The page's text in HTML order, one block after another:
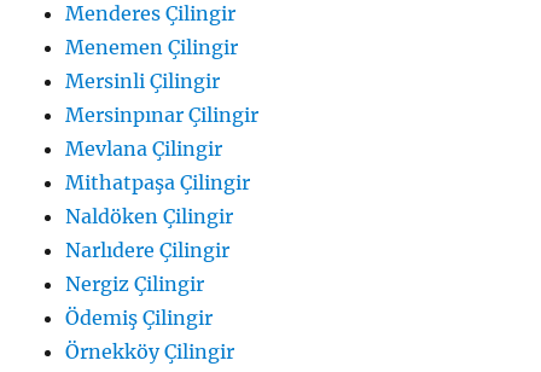
Menderes Çilingir
Menemen Çilingir
Mersinli Çilingir
Mersinpınar Çilingir
Mevlana Çilingir
Mithatpaşa Çilingir
Naldöken Çilingir
Narlıdere Çilingir
Nergiz Çilingir
Ödemiş Çilingir
Örnekköy Çilingir